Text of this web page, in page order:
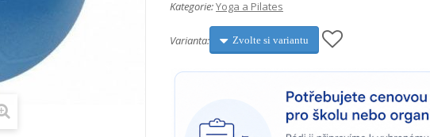
Kategorie:Yoga a Pilates
Varianta: Zvolte si variantu